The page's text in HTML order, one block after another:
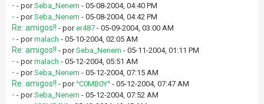
- - porSeba_Nenem - 05-08-2004, 04:40 PM
- - porSeba_Nenem - 05-08-2004, 04:42 PM
Re: amigos!! - porer487 - 05-09-2004, 03:00 AM
- - pormalach - 05-10-2004, 02:05 AM
Re: amigos!! - porSeba_Nenem - 05-11-2004, 01:11 PM
- - pormalach - 05-12-2004, 05:51 AM
- - porSeba_Nenem - 05-12-2004, 07:15 AM
Re: amigos!! - por^C0MB0Y^ - 05-12-2004, 07:47 AM
- - porSeba_Nenem - 05-12-2004, 07:52 AM